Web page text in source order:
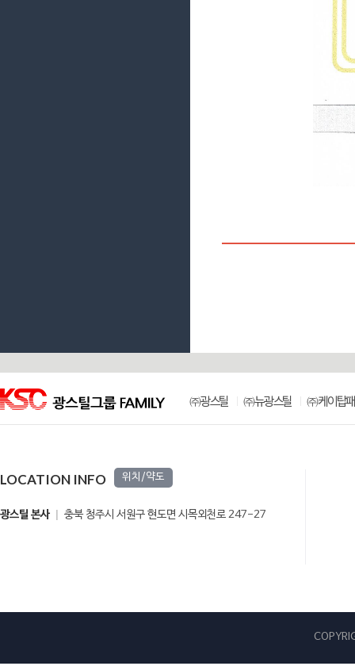
㈜광스틸 ㈜뉴광스틸 ㈜케이탑
LOCATION INFO 위치/약도
광스틸 본사 충북 청주시 서원구 현도면 시목외천로 247-27